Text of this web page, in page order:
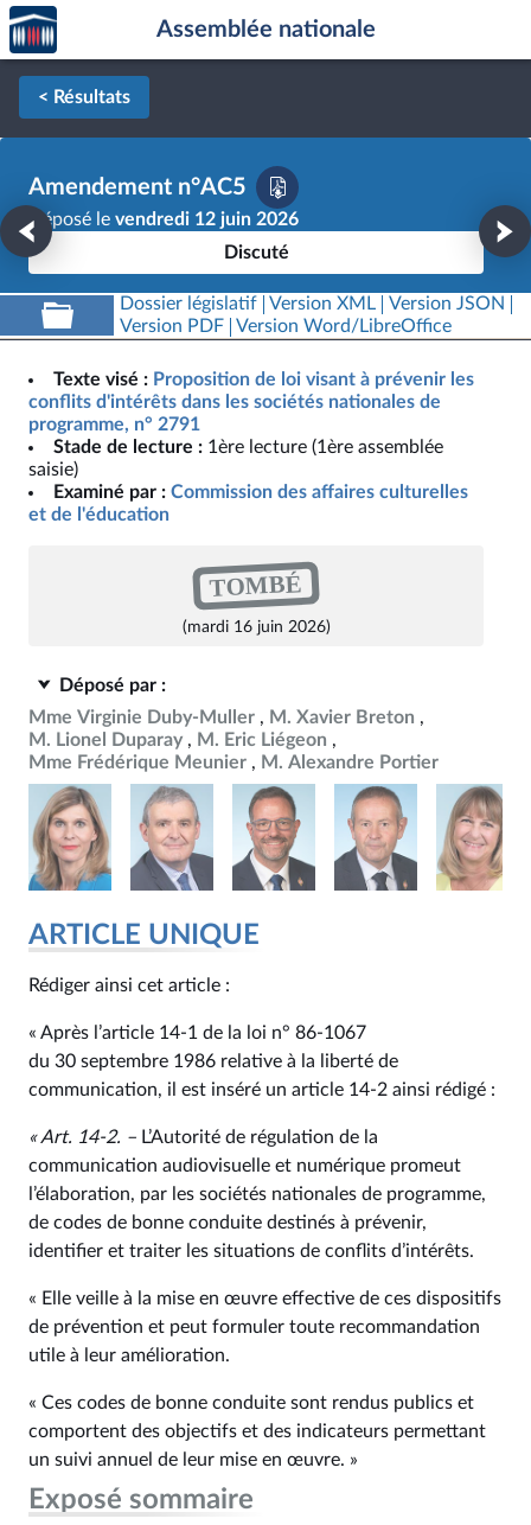
Aller au contenu
Aller en bas de la page
Accèder
à la
page
d'accueil
Assemblée nationale
< Résultats
Amendement n°AC5
Déposé le vendredi 12 juin 2026
Discuté
Dossier législatif Version XML
Version JSON
Version PDF
Version Word/LibreOffice
Texte visé : Proposition de loi visant à prévenir les
conflits d'intérêts dans les sociétés nationales de
programme, n° 2791
Stade de lecture : 1ère lecture (1ère assemblée
saisie)
Examiné par : Commission des affaires culturelles
et de l'éducation
TOMBÉ
(mardi 16 juin 2026)
Déposé par :
Mme Virginie Duby-Muller
M. Xavier Breton
M. Lionel Duparay
M. Eric Liégeon
Mme Frédérique Meunier
M. Alexandre Portier
ARTICLE UNIQUE
Rédiger ainsi cet article :
« Après l’article 14‑1 de la loi n° 86‑1067
du 30 septembre 1986 relative à la liberté de
communication, il est inséré un article 14‑2 ainsi rédigé :
« Art. 14‑2. – L’Autorité de régulation de la
communication audiovisuelle et numérique promeut
l’élaboration, par les sociétés nationales de programme,
de codes de bonne conduite destinés à prévenir,
identifier et traiter les situations de conflits d’intérêts.
« Elle veille à la mise en œuvre effective de ces dispositifs
de prévention et peut formuler toute recommandation
utile à leur amélioration.
« Ces codes de bonne conduite sont rendus publics et
comportent des objectifs et des indicateurs permettant
un suivi annuel de leur mise en œuvre. »
Exposé sommaire